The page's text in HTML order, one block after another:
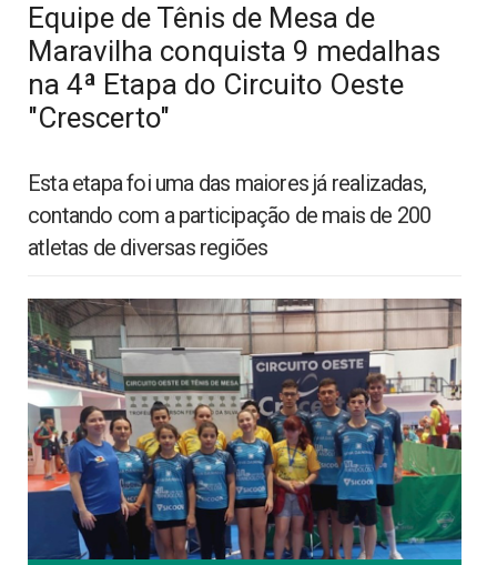
Equipe de Tênis de Mesa de
Maravilha conquista 9 medalhas
na 4ª Etapa do Circuito Oeste
"Crescerto"
Esta etapa foi uma das maiores já realizadas,
contando com a participação de mais de 200
atletas de diversas regiões